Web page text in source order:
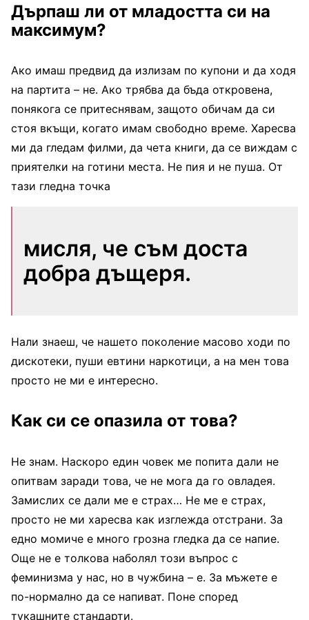
Дърпаш ли от младостта си на
максимум?
Ако имаш предвид да излизам по купони и да ходя
на партита – не. Ако трябва да бъда откровена,
понякога се притеснявам, защото обичам да си
стоя вкъщи, когато имам свободно време. Харесва
ми да гледам филми, да чета книги, да се виждам с
приятелки на готини места. Не пия и не пуша. От
тази гледна точка
мисля, че съм доста
добра дъщеря.
Нали знаеш, че нашето поколение масово ходи по
дискотеки, пуши евтини наркотици, а на мен това
просто не ми е интересно.
Как си се опазила от това?
Не знам. Наскоро един човек ме попита дали не
опитвам заради това, че не мога да го овладея.
Замислих се дали ме е страх… Не ме е страх,
просто не ми харесва как изглежда отстрани. За
едно момиче е много грозна гледка да се напие.
Още не е толкова наболял този въпрос с
феминизма у нас, но в чужбина – е. За мъжете е
по-нормално да се напиват. Поне според
тукашните стандарти.